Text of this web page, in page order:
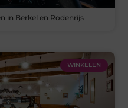
in Berkel en Rodenrijs
WINKELEN